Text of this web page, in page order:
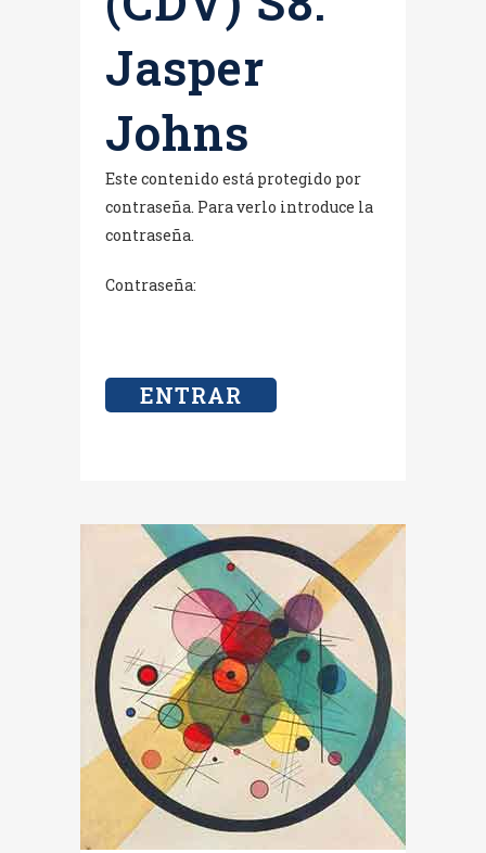
Jasper
Johns
Este contenido está protegido por
contraseña. Para verlo introduce la
contraseña.
Contraseña: